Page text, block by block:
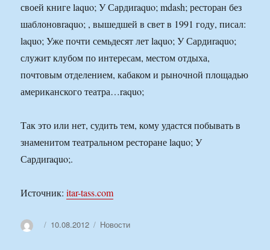
своей книге laquo; У Сардиraquo; mdash; ресторан без
шаблоновraquo; , вышедшей в свет в 1991 году, писал:
laquo; Уже почти семьдесят лет laquo; У Сардиraquo;
служит клубом по интересам, местом отдыха,
почтовым отделением, кабаком и рыночной площадью
американского театра…raquo;
Так это или нет, судить тем, кому удастся побывать в
знаменитом театральном ресторане laquo; У
Сардиraquo;.
Источник:itar-tass.com
АвторОпубликовано
10.08.2012 Рубрики
Новости